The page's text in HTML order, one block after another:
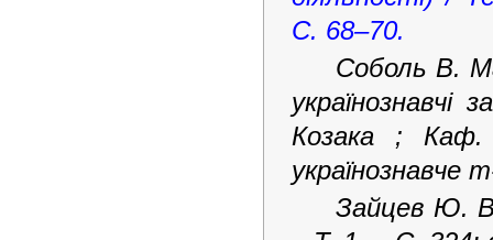
С. 68–70.
Соболь В.
українознавчі
Козака ; Каф.
українознавче
Зайцев Ю.